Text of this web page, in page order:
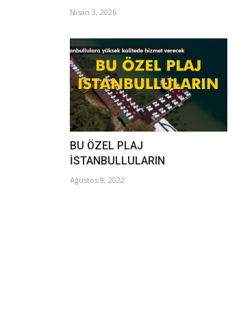
Nisan 3, 2026
BU ÖZEL PLAJ
İSTANBULLULARIN
Ağustos 9, 2022